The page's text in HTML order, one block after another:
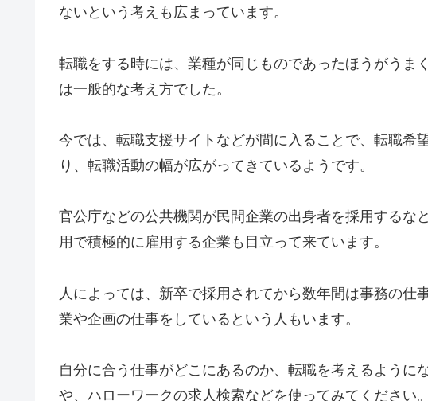
ないという考えも広まっています。
転職をする時には、業種が同じものであったほうがうま
は一般的な考え方でした。
今では、転職支援サイトなどが間に入ることで、転職希
り、転職活動の幅が広がってきているようです。
官公庁などの公共機関が民間企業の出身者を採用するな
用で積極的に雇用する企業も目立って来ています。
人によっては、新卒で採用されてから数年間は事務の仕
業や企画の仕事をしているという人もいます。
自分に合う仕事がどこにあるのか、転職を考えるように
や、ハローワークの求人検索などを使ってみてください。